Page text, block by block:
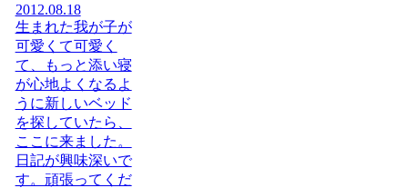
2012.08.18
生まれた我が子が
可愛くて可愛く
て、もっと添い寝
が心地よくなるよ
うに新しいベッド
を探していたら、
ここに来ました。
日記が興味深いで
す。頑張ってくだ